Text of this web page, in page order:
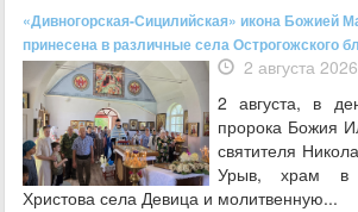
«Дивногорская-Сицилийская» икона Божией
принесена в различные села Острогожского
2 августа 2026
2 августа, в
пророка Божия
святителя
Урыв, храм в
Христова села Девица и молитвенную...